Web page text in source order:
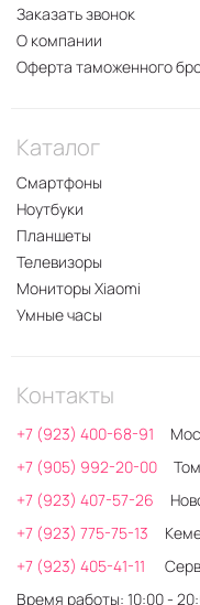
Заказать звонок
О компании
Оферта таможенного
Каталог
Смартфоны
Ноутбуки
Планшеты
Телевизоры
Мониторы Xiaomi
Умные часы
Контакты
+7 (923) 400-68-91
+7 (905) 992-20-00
+7 (923) 407-57-26
+7 (923) 775-75-13
+7 (923) 405-41-11
Время работы: 10:00 -